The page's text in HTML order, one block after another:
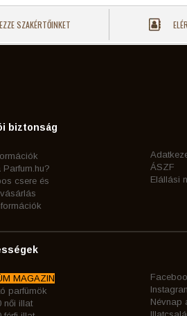
SZAKÉRTŐINKET
biztonság
Parfum.hu?
csere és
ÁSZF
Elállási
MAGAZIN
parfümök
női illat
Névnap